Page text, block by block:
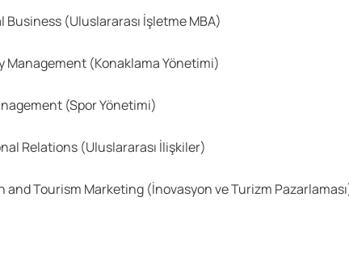
Business (Uluslararası İşletme MBA)
Management (Konaklama Yönetimi)
(Spor Yönetimi)
Relations (Uluslararası İlişkiler)
and Tourism Marketing (İnovasyon ve Turizm